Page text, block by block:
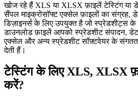
खोज रहे हैं XLS या XLSX फ़ाइलें टेस्टिंग या
सैंपल माइक्रोसॉफ्ट एक्सेल फ़ाइलों का संग्रह,
डिज़ाइनर्स के लिए उपयुक्त है जो स्प्रेडशीट्स
डाउनलोड फ़ाइलें आपको स्प्रेडशीट संपादन,
एक्सेल और अन्य स्प्रेडशीट सॉफ़्टवेयर के
देती हैं।
टेस्टिंग के लिए XLS, XLSX
करें?